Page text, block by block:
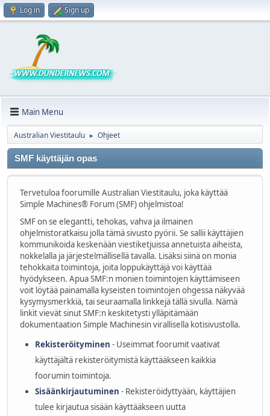
Log in Sign up
Main Menu
Australian Viestitaulu ► Ohjeet
SMF käyttäjän opas
Tervetuloa foorumille Australian Viestitaulu, joka käyttää
Simple Machines® Forum (SMF) ohjelmistoa!
SMF on se elegantti, tehokas, vahva ja ilmainen
ohjelmistoratkaisu jolla tämä sivusto pyörii. Se sallii käyttäjien
kommunikoida keskenään viestiketjuissa annetuista aiheista,
nokkelalla ja järjestelmällisellä tavalla. Lisäksi siinä on monia
tehokkaita toimintoja, joita loppukäyttäjä voi käyttää
hyödykseen. Apua SMF:n monien toimintojen käyttämiseen
voit löytää painamalla kyseisten toimintojen ohgessa näkyvää
kysymysmerkkiä, tai seuraamalla linkkejä tällä sivulla. Nämä
linkit vievät sinut SMF:n keskitetysti ylläpitämään
dokumentaation Simple Machinesin virallisella kotisivustolla.
Rekisteröityminen - Useimmat foorumit vaativat
käyttäjältä rekisteröitymistä käyttääkseen kaikkia
foorumin toimintoja.
Sisäänkirjautuminen - Rekisteröidyttyään, käyttäjien
tulee kirjautua sisään käyttääkseen uutta